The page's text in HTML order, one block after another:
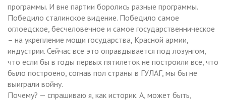
программы. И вне партии боролись разные программы.
Победило сталинское видение. Победило самое
оглоедское, бесчеловечное и самое государственническое
– на укрепление мощи государства, Красной армии,
индустрии. Сейчас все это оправдывается под лозунгом,
что если бы в годы первых пятилеток не построили все, что
было построено, согнав пол страны в ГУЛАГ, мы бы не
выиграли войну.
Почему? — спрашиваю я, как историк. А, может быть,